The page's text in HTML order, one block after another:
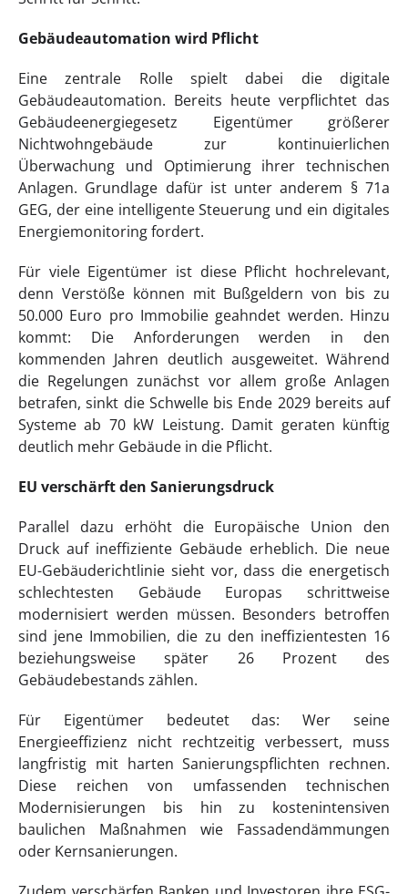
Gebäudeautomation wird Pflicht
Eine zentrale Rolle spielt dabei die digitale
Gebäudeautomation. Bereits heute verpflichtet das
Gebäudeenergiegesetz Eigentümer größerer
Nichtwohngebäude zur kontinuierlichen
Überwachung und Optimierung ihrer technischen
Anlagen. Grundlage dafür ist unter anderem § 71a
GEG, der eine intelligente Steuerung und ein digitales
Energiemonitoring fordert.
Für viele Eigentümer ist diese Pflicht hochrelevant,
denn Verstöße können mit Bußgeldern von bis zu
50.000 Euro pro Immobilie geahndet werden. Hinzu
kommt: Die Anforderungen werden in den
kommenden Jahren deutlich ausgeweitet. Während
die Regelungen zunächst vor allem große Anlagen
betrafen, sinkt die Schwelle bis Ende 2029 bereits auf
Systeme ab 70 kW Leistung. Damit geraten künftig
deutlich mehr Gebäude in die Pflicht.
EU verschärft den Sanierungsdruck
Parallel dazu erhöht die Europäische Union den
Druck auf ineffiziente Gebäude erheblich. Die neue
EU-Gebäuderichtlinie sieht vor, dass die energetisch
schlechtesten Gebäude Europas schrittweise
modernisiert werden müssen. Besonders betroffen
sind jene Immobilien, die zu den ineffizientesten 16
beziehungsweise später 26 Prozent des
Gebäudebestands zählen.
Für Eigentümer bedeutet das: Wer seine
Energieeffizienz nicht rechtzeitig verbessert, muss
langfristig mit harten Sanierungspflichten rechnen.
Diese reichen von umfassenden technischen
Modernisierungen bis hin zu kostenintensiven
baulichen Maßnahmen wie Fassadendämmungen
oder Kernsanierungen.